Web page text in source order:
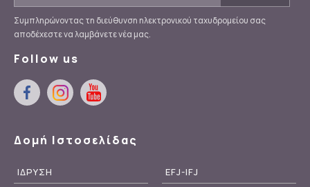
Συμπληρώνοντας τη διεύθυνση ηλεκτρονικού ταχυδρομείου σας
αποδέχεστε να λαμβάνετε νέα μας.
Follow us
Δομή Ιστοσελίδας
ΙΔΡΥΣΗ
EFJ-IFJ